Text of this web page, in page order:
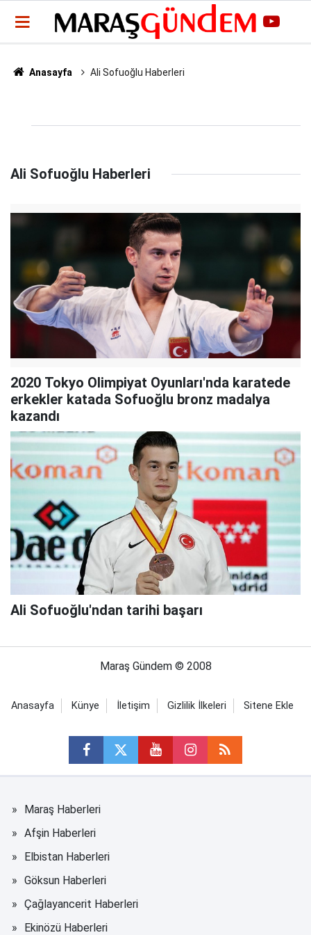
Anasayfa Ali Sofuoğlu Haberleri
Ali Sofuoğlu Haberleri
2020 Tokyo Olimpiyat Oyunları'nda karatede
erkekler katada Sofuoğlu bronz madalya
kazandı
Ali Sofuoğlu'ndan tarihi başarı
Maraş Gündem © 2008
Anasayfa Künye İletişim Gizlilik İlkeleri Sitene Ekle
Maraş Haberleri
Afşin Haberleri
Elbistan Haberleri
Göksun Haberleri
Çağlayancerit Haberleri
Ekinözü Haberleri